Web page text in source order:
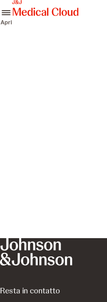
Apri
Resta in contatto